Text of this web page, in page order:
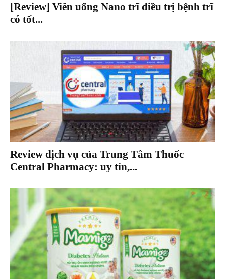
[Review] Viên uống Nano trĩ điều trị bệnh trĩ
có tốt...
Review dịch vụ của Trung Tâm Thuốc
Central Pharmacy: uy tín,...